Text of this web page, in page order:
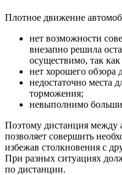
Плотное движение
нет возможности
внезапно решила
осуществимо, так
нет хорошего обзора
недостаточно места
торможения;
невыполнимо
Поэтому дистанция
позволяет совершить
избежав столкновения с
При разных ситуациях
по дистанции.